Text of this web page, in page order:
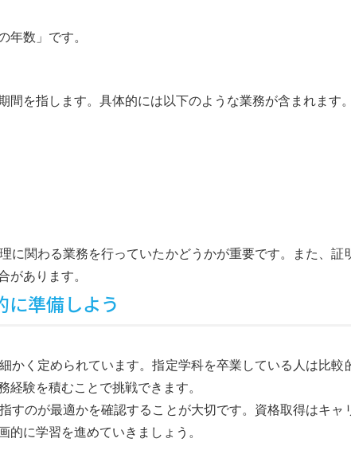
年数」です。
を指します。具体的には以下のような業務が含まれます。
に関わる業務を行っていたかどうかが重要です。また、証
があります。
に準備しよう
かく定められています。指定学科を卒業している人は比較
験を積むことで挑戦できます。
すのが最適かを確認することが大切です。資格取得はキャ
に学習を進めていきましょう。